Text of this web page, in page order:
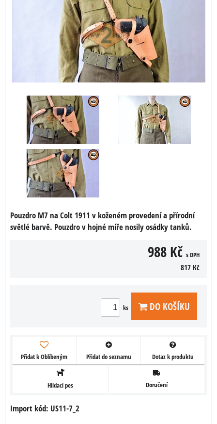
Pouzdro M7 na Colt 1911 v koženém provedení a přírodní
světlé barvě. Pouzdro v hojné míře nosily osádky tanků.
988 Kč s DPH
817 Kč
ks DO KOŠÍKU
Přidat k Oblíbeným Přidat do seznamu Dotaz k produktu
Hlídací pes Doručení
Import kód: US11-7_2